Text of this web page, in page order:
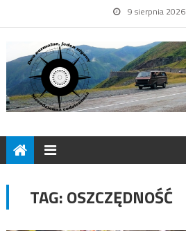
9 sierpnia 2026
TAG:OSZCZĘDNOŚĆ